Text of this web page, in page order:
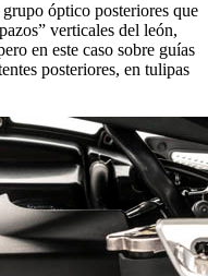
óptico posteriores que
verticales del león,
en este caso sobre guías
posteriores, en tulipas